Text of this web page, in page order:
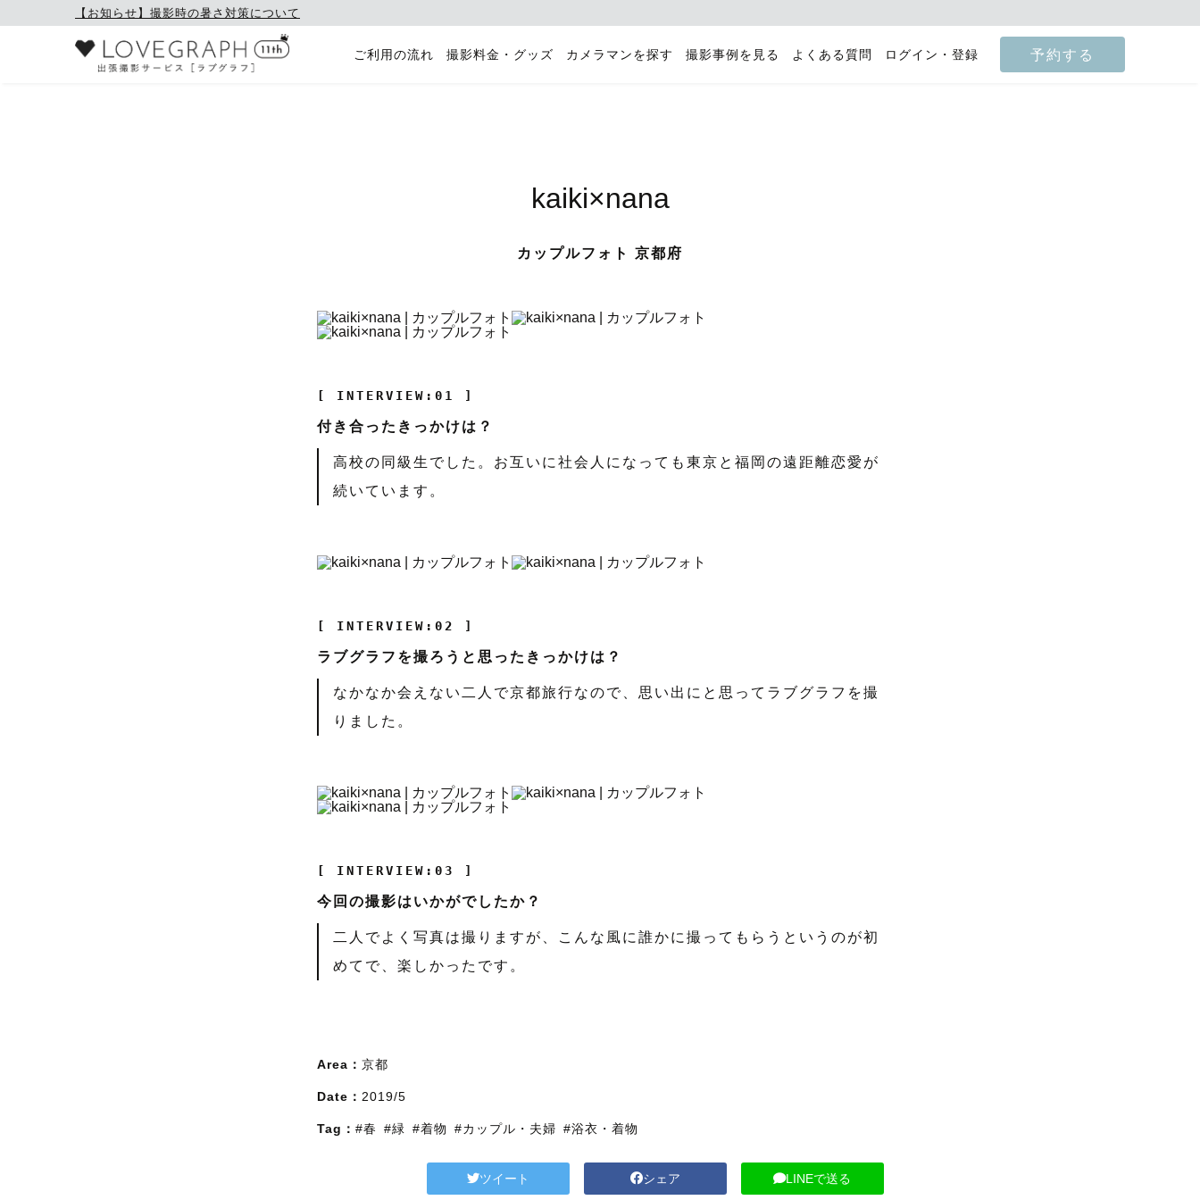
【お知らせ】撮影時の暑さ対策について
ご利用の流れ 撮影料金・グッズ カメラマンを探す 撮影事例を見る よくある質問 ログイン・登録 予約する
kaiki×nana
カップルフォト 京都府
[ INTERVIEW:01 ]
付き合ったきっかけは？
高校の同級生でした。お互いに社会人になっても東京と福岡の遠距離恋愛が
続いています。
[ INTERVIEW:02 ]
ラブグラフを撮ろうと思ったきっかけは？
なかなか会えない二人で京都旅行なので、思い出にと思ってラブグラフを撮
りました。
[ INTERVIEW:03 ]
今回の撮影はいかがでしたか？
二人でよく写真は撮りますが、こんな風に誰かに撮ってもらうというのが初
めてで、楽しかったです。
Area： 京都
Date： 2019/5
Tag： #春 #緑 #着物 #カップル・夫婦 #浴衣・着物
ツイート シェア LINEで送る